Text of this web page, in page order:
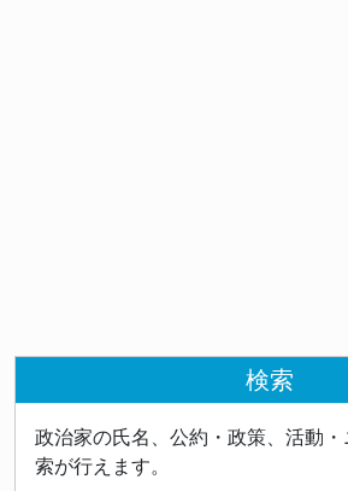
検索
政治家の氏名、公約・政策、活動
索が行えます。